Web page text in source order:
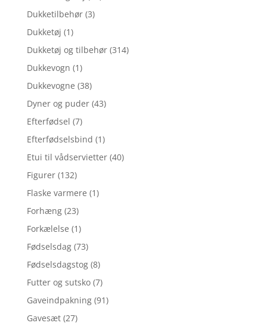
Dukketilbehør (3)
Dukketøj (1)
Dukketøj og tilbehør (314)
Dukkevogn (1)
Dukkevogne (38)
Dyner og puder (43)
Efterfødsel (7)
Efterfødselsbind (1)
Etui til vådservietter (40)
Figurer (132)
Flaske varmere (1)
Forhæng (23)
Forkælelse (1)
Fødselsdag (73)
Fødselsdagstog (8)
Futter og sutsko (7)
Gaveindpakning (91)
Gavesæt (27)